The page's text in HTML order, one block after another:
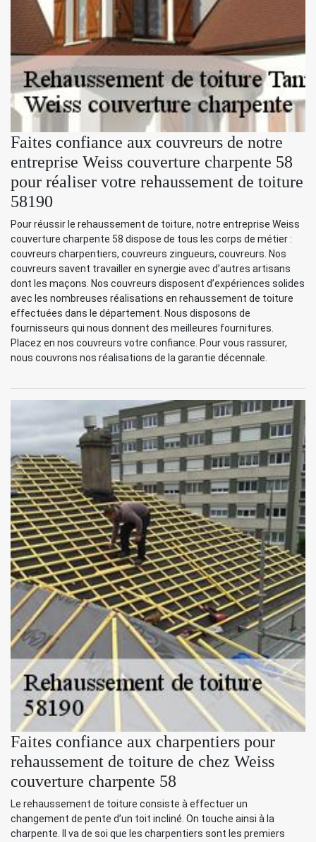
Faites confiance aux couvreurs de notre
entreprise Weiss couverture charpente 58
pour réaliser votre rehaussement de toiture
58190
Pour réussir le rehaussement de toiture, notre entreprise Weiss
couverture charpente 58 dispose de tous les corps de métier :
couvreurs charpentiers, couvreurs zingueurs, couvreurs. Nos
couvreurs savent travailler en synergie avec d’autres artisans
dont les maçons. Nos couvreurs disposent d’expériences solides
avec les nombreuses réalisations en rehaussement de toiture
effectuées dans le département. Nous disposons de
fournisseurs qui nous donnent des meilleures fournitures.
Placez en nos couvreurs votre confiance. Pour vous rassurer,
nous couvrons nos réalisations de la garantie décennale.
Faites confiance aux charpentiers pour
rehaussement de toiture de chez Weiss
couverture charpente 58
Le rehaussement de toiture consiste à effectuer un
changement de pente d’un toit incliné. On touche ainsi à la
charpente. Il va de soi que les charpentiers sont les premiers